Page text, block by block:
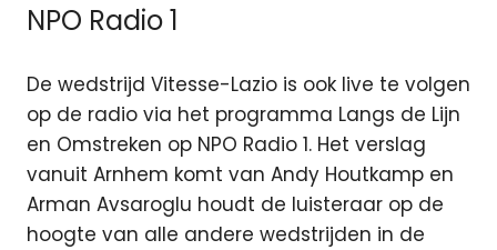
NPO Radio 1
De wedstrijd Vitesse-Lazio is ook live te volgen
op de radio via het programma Langs de Lijn
en Omstreken op NPO Radio 1. Het verslag
vanuit Arnhem komt van Andy Houtkamp en
Arman Avsaroglu houdt de luisteraar op de
hoogte van alle andere wedstrijden in de